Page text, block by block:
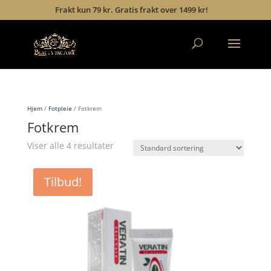
Frakt kun 79 kr. Gratis frakt over 1499 kr!
Hjem/ Fotpleie / Fotkrem
Fotkrem
Viser alle 4 resultater
Tilbud!